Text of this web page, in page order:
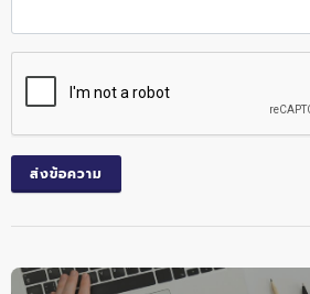
ส่งข้อความ